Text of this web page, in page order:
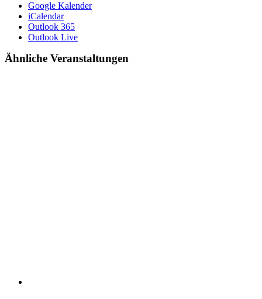
Google Kalender
iCalendar
Outlook 365
Outlook Live
Ähnliche Veranstaltungen